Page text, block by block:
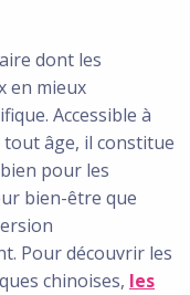
dont les
en mieux
Accessible à
âge, il constitue
pour les
bien-être que
Pour découvrir les
chinoises, les